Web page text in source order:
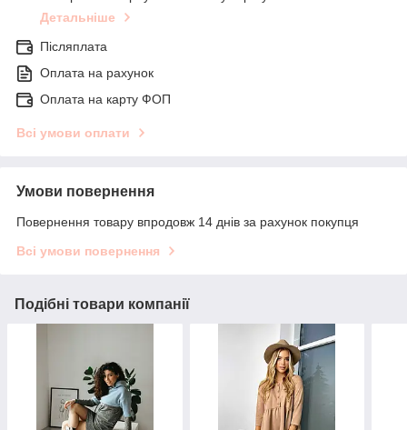
Детальніше
Післяплата
Оплата на рахунок
Оплата на карту ФОП
Всі умови оплати
Умови повернення
Повернення товару впродовж 14 днів за рахунок покупця
Всі умови повернення
Подібні товари компанії